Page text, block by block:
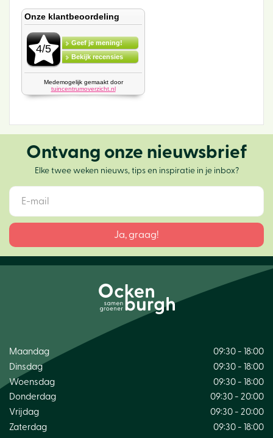
Ontvang onze nieuwsbrief
Elke twee weken nieuws, tips en inspiratie in je inbox?
Maandag
09:30 - 18:00
Dinsdag
09:30 - 18:00
Woensdag
09:30 - 18:00
Donderdag
09:30 - 20:00
Vrijdag
09:30 - 20:00
Zaterdag
09:30 - 18:00